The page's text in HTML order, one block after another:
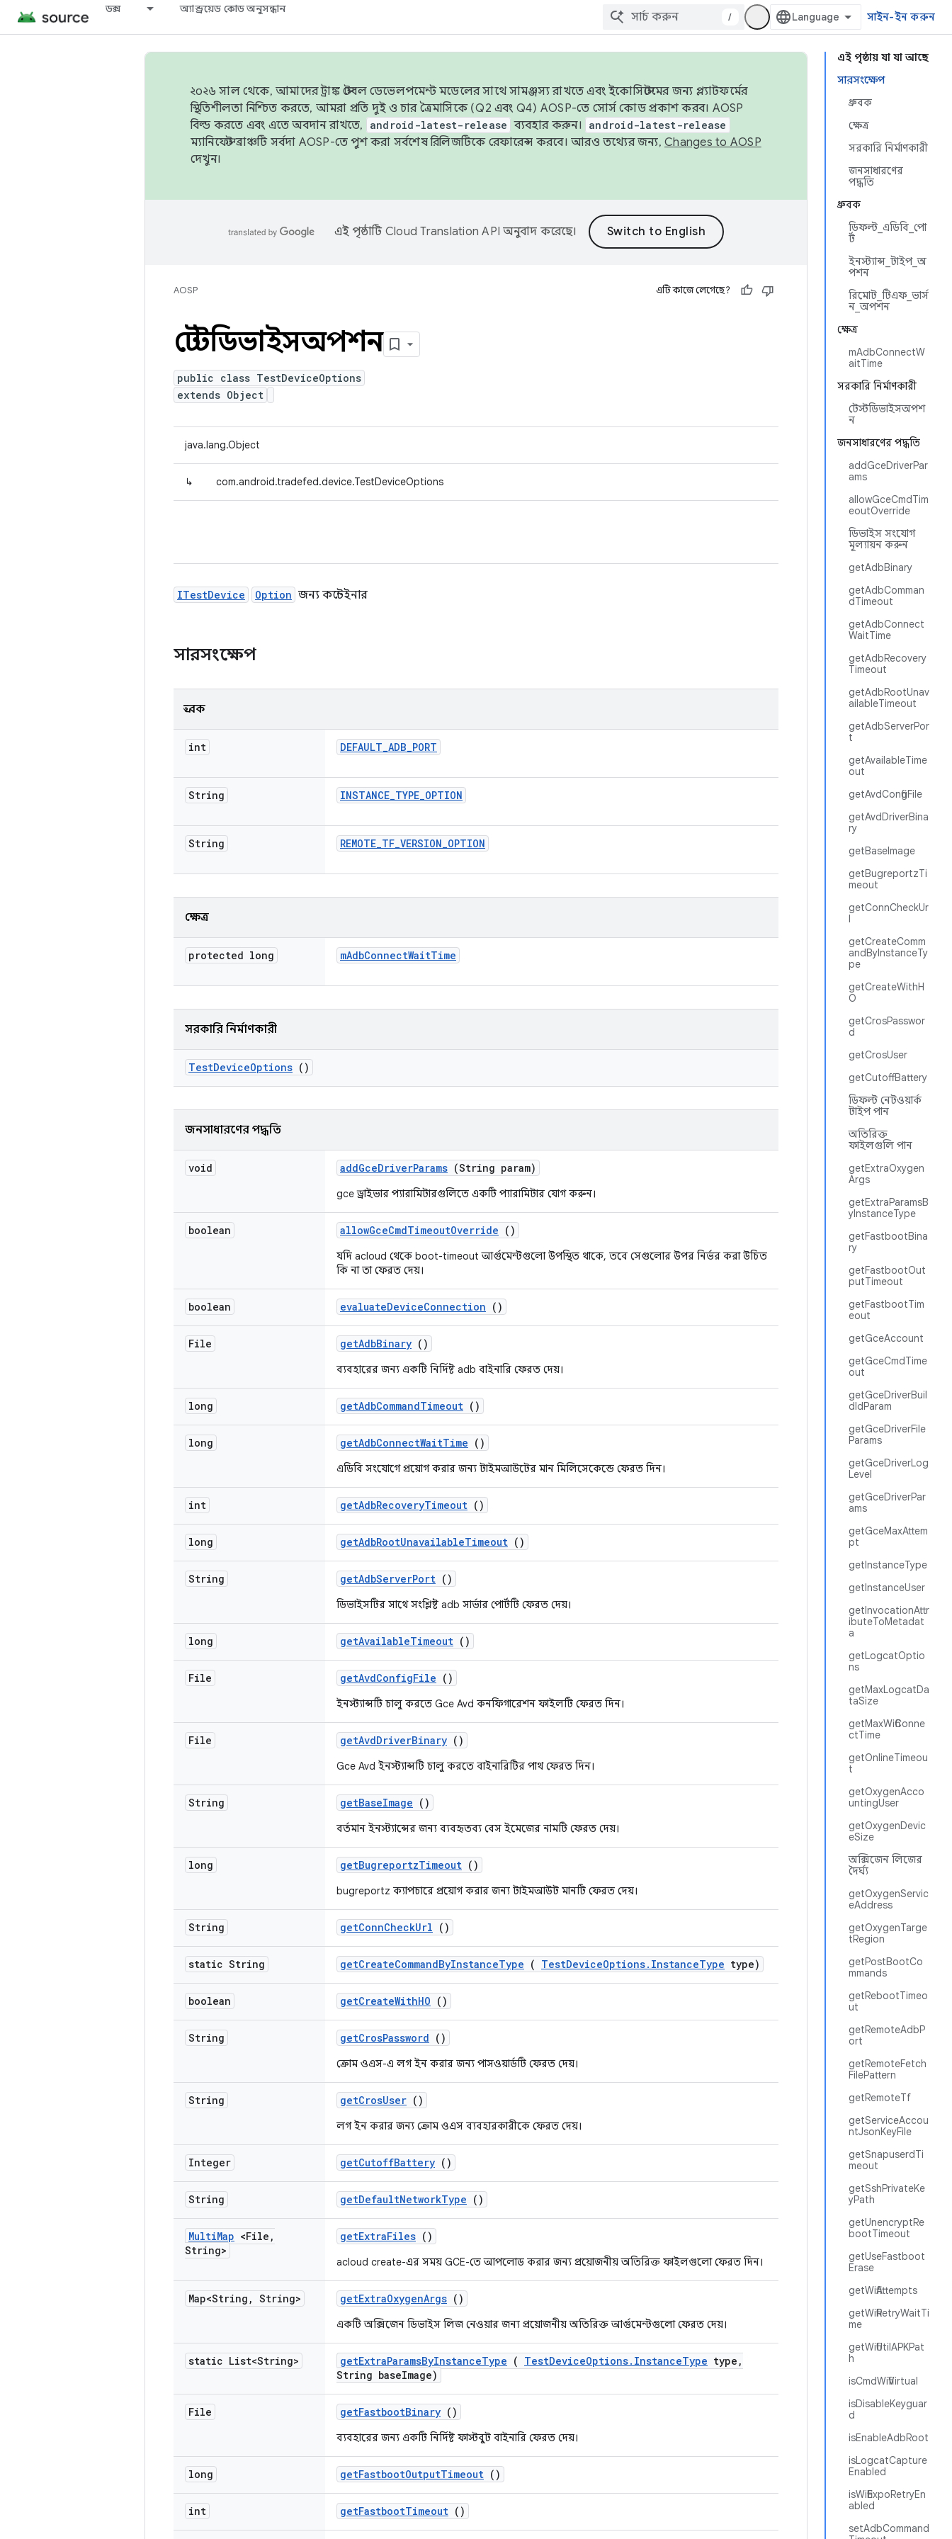
ডক্স অ্যান্ড্রয়েড কোড অনুসন্ধান
/ সাইন-ইন করুন
এই পৃষ্ঠায় যা যা আছে
সারসংক্ষেপ
ধ্রুবক
ক্ষেত্র
সরকারি নির্মাণকারী
জনসাধারণের
পদ্ধতি
ধ্রুবক
ডিফল্ট_এডিবি_পো
র্ট
ইনস্ট্যান্স_টাইপ_অ
পশন
রিমোট_টিএফ_ভার্স
ন_অপশন
ক্ষেত্র
mAdbConnectW
aitTime
সরকারি নির্মাণকারী
টেস্টডিভাইসঅপশ
ন
জনসাধারণের পদ্ধতি
addGceDriverPar
ams
allowGceCmdTim
eoutOverride
ডিভাইস সংযোগ
মূল্যায়ন করুন
getAdbBinary
getAdbComman
dTimeout
getAdbConnect
WaitTime
getAdbRecovery
Timeout
getAdbRootUnav
ailableTimeout
getAdbServerPor
t
getAvailableTime
out
getAvdConfigFile
getAvdDriverBina
ry
getBaseImage
getBugreportzTi
meout
getConnCheckUr
l
getCreateComm
andByInstanceTy
pe
getCreateWithH
O
getCrosPasswor
d
getCrosUser
getCutoffBattery
ডিফল্ট নেটওয়ার্ক
টাইপ পান
অতিরিক্ত
ফাইলগুলি পান
getExtraOxygen
Args
getExtraParamsB
yInstanceType
getFastbootBina
ry
getFastbootOut
putTimeout
getFastbootTim
eout
getGceAccount
getGceCmdTime
out
getGceDriverBuil
dIdParam
getGceDriverFile
Params
getGceDriverLog
Level
getGceDriverPar
ams
getGceMaxAttem
pt
getInstanceType
getInstanceUser
getInvocationAttr
ibuteToMetadat
a
getLogcatOptio
ns
getMaxLogcatDa
taSize
getMaxWifiConne
ctTime
getOnlineTimeou
t
getOxygenAcco
untingUser
getOxygenDevic
eSize
অক্সিজেন লিজের
দৈর্ঘ্য
getOxygenServic
eAddress
getOxygenTarge
tRegion
getPostBootCo
mmands
getRebootTimeo
ut
getRemoteAdbP
ort
getRemoteFetch
FilePattern
getRemoteTf
getServiceAccou
ntJsonKeyFile
getSnapuserdTi
meout
getSshPrivateKe
yPath
getUnencryptRe
bootTimeout
getUseFastboot
Erase
getWifiAttempts
getWifiRetryWaitTi
me
getWifiUtilAPKPat
h
isCmdWifiVirtual
isDisableKeyguar
d
isEnableAdbRoot
isLogcatCapture
Enabled
isWifiExpoRetryEn
abled
setAdbCommand
২০২৬ সাল থেকে, আমাদের ট্রাঙ্ক স্টেবল ডেভেলপমেন্ট মডেলের সাথে সামঞ্জস্য রাখতে এবং ইকোসিস্টেমের জন্য প্ল্যাটফর্মের
স্থিতিশীলতা নিশ্চিত করতে, আমরা প্রতি দুই ও চার ত্রৈমাসিকে (Q2 এবং Q4) AOSP-তে সোর্স কোড প্রকাশ করব। AOSP
বিল্ড করতে এবং এতে অবদান রাখতে,
android-latest-release ব্যবহার করুন। android-latest-release
ম্যানিফেস্ট ব্রাঞ্চটি সর্বদা AOSP-তে পুশ করা সর্বশেষ রিলিজটিকে রেফারেন্স করবে। আরও তথ্যের জন্য, Changes to AOSP
দেখুন।
এই পৃষ্ঠাটি Cloud Translation API অনুবাদ করেছে।
AOSP এটি কাজে লেগেছে?
টেস্টডিভাইসঅপশন
public class TestDeviceOptions
extends Object
java.lang.Object
↳ com.android.tradefed.device.TestDeviceOptions
ITestDevice Option জন্য কন্টেইনার
সারসংক্ষেপ
ধ্রুবক
int DEFAULT_ADB_PORT
String INSTANCE_TYPE_OPTION
String REMOTE_TF_VERSION_OPTION
ক্ষেত্র
protected long mAdbConnectWaitTime
সরকারি নির্মাণকারী
TestDeviceOptions ()
জনসাধারণের পদ্ধতি
void addGceDriverParams (String param)
gce ড্রাইভার প্যারামিটারগুলিতে একটি প্যারামিটার যোগ করুন।
boolean allowGceCmdTimeoutOverride ()
যদি acloud থেকে boot-timeout আর্গুমেন্টগুলো উপস্থিত থাকে, তবে সেগুলোর উপর নির্ভর করা উচিত
কি না তা ফেরত দেয়।
boolean evaluateDeviceConnection ()
File getAdbBinary ()
ব্যবহারের জন্য একটি নির্দিষ্ট adb বাইনারি ফেরত দেয়।
long getAdbCommandTimeout ()
long getAdbConnectWaitTime ()
এডিবি সংযোগে প্রয়োগ করার জন্য টাইমআউটের মান মিলিসেকেন্ডে ফেরত দিন।
int getAdbRecoveryTimeout ()
long getAdbRootUnavailableTimeout ()
String getAdbServerPort ()
ডিভাইসটির সাথে সংশ্লিষ্ট adb সার্ভার পোর্টটি ফেরত দেয়।
long getAvailableTimeout ()
File getAvdConfigFile ()
ইনস্ট্যান্সটি চালু করতে Gce Avd কনফিগারেশন ফাইলটি ফেরত দিন।
File getAvdDriverBinary ()
Gce Avd ইনস্ট্যান্সটি চালু করতে বাইনারিটির পাথ ফেরত দিন।
String getBaseImage ()
বর্তমান ইনস্ট্যান্সের জন্য ব্যবহৃতব্য বেস ইমেজের নামটি ফেরত দেয়।
long getBugreportzTimeout ()
bugreportz ক্যাপচারে প্রয়োগ করার জন্য টাইমআউট মানটি ফেরত দেয়।
String getConnCheckUrl ()
static String getCreateCommandByInstanceType ( TestDeviceOptions. InstanceType type)
boolean getCreateWithHO ()
String getCrosPassword ()
ক্রোম ওএস-এ লগ ইন করার জন্য পাসওয়ার্ডটি ফেরত দেয়।
String getCrosUser ()
লগ ইন করার জন্য ক্রোম ওএস ব্যবহারকারীকে ফেরত দেয়।
Integer getCutoffBattery ()
String getDefaultNetworkType ()
MultiMap <File ,
String>
getExtraFiles ()
acloud create-এর সময় GCE-তে আপলোড করার জন্য প্রয়োজনীয় অতিরিক্ত ফাইলগুলো ফেরত দিন।
Map<String , String> getExtraOxygenArgs ()
একটি অক্সিজেন ডিভাইস লিজ নেওয়ার জন্য প্রয়োজনীয় অতিরিক্ত আর্গুমেন্টগুলো ফেরত দেয়।
static List<String> getExtraParamsByInstanceType ( TestDeviceOptions. InstanceType type ,
String baseImage)
File getFastbootBinary ()
ব্যবহারের জন্য একটি নির্দিষ্ট ফাস্টবুট বাইনারি ফেরত দেয়।
long getFastbootOutputTimeout ()
int getFastbootTimeout ()